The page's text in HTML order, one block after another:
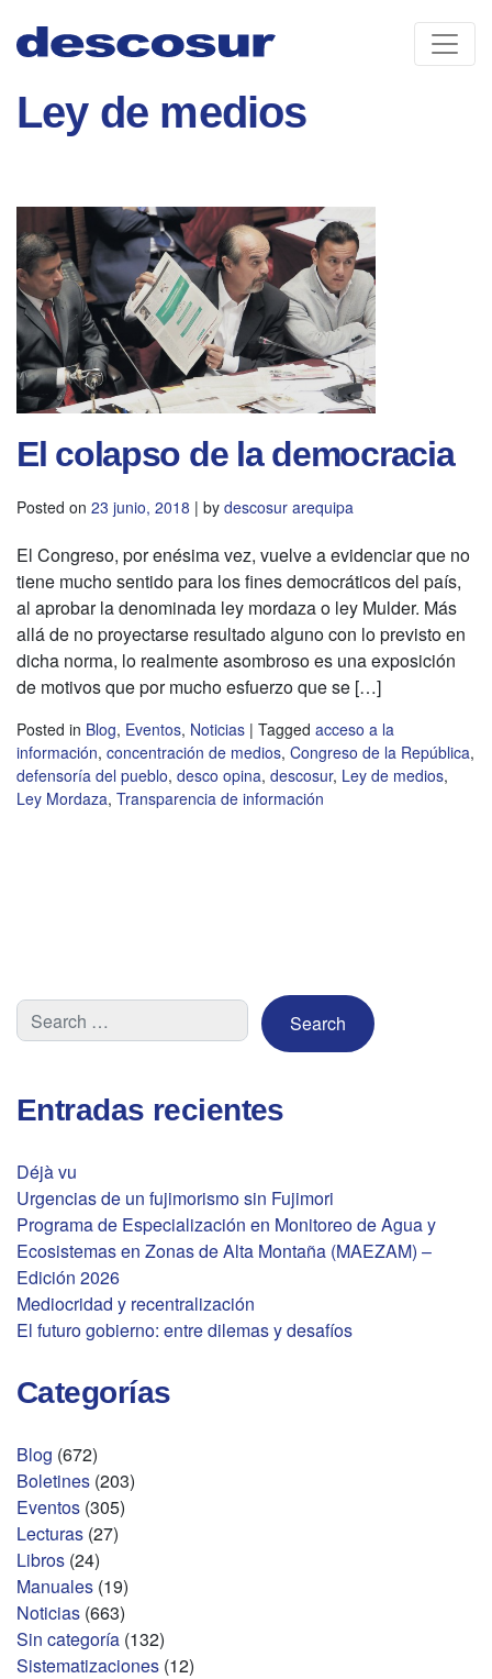
content
Ley de medios
El colapso de la democracia
Posted on 23 junio, 2018 | by descosur arequipa
El Congreso, por enésima vez, vuelve a evidenciar que no
tiene mucho sentido para los fines democráticos del país,
al aprobar la denominada ley mordaza o ley Mulder. Más
allá de no proyectarse resultado alguno con lo previsto en
dicha norma, lo realmente asombroso es una exposición
de motivos que por mucho esfuerzo que se […]
Posted in Blog, Eventos, Noticias | Tagged acceso a la
información, concentración de medios, Congreso de la República,
defensoría del pueblo, desco opina, descosur, Ley de medios,
Ley Mordaza, Transparencia de información
Entradas recientes
Déjà vu
Urgencias de un fujimorismo sin Fujimori
Programa de Especialización en Monitoreo de Agua y
Ecosistemas en Zonas de Alta Montaña (MAEZAM) –
Edición 2026
Mediocridad y recentralización
El futuro gobierno: entre dilemas y desafíos
Categorías
Blog (672)
Boletines (203)
Eventos (305)
Lecturas (27)
Libros (24)
Manuales (19)
Noticias (663)
Sin categoría (132)
Sistematizaciones (12)